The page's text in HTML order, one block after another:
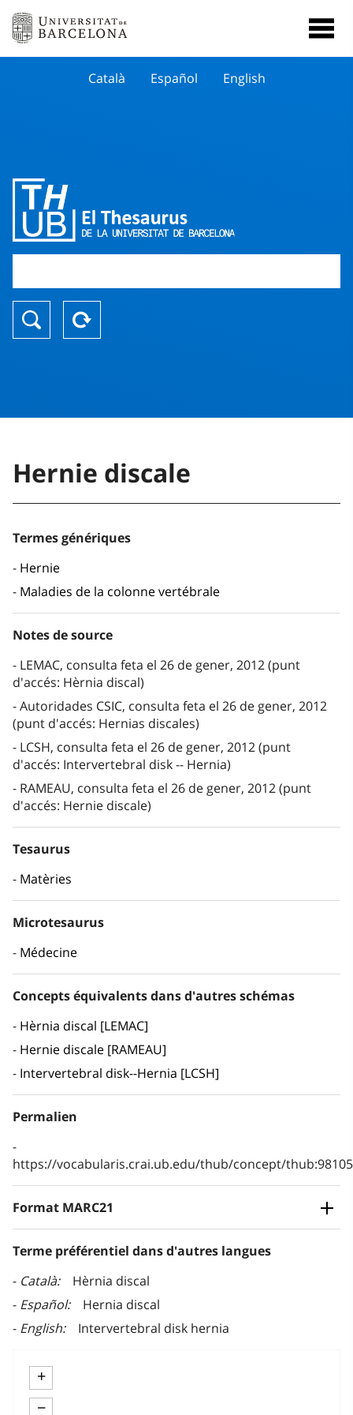
Català Español English
Hernie discale
Termes génériques
Hernie
Maladies de la colonne vertébrale
Notes de source
LEMAC, consulta feta el 26 de gener, 2012 (punt
d'accés: Hèrnia discal)
Autoridades CSIC, consulta feta el 26 de gener, 2012
(punt d'accés: Hernias discales)
LCSH, consulta feta el 26 de gener, 2012 (punt
d'accés: Intervertebral disk -- Hernia)
RAMEAU, consulta feta el 26 de gener, 2012 (punt
d'accés: Hernie discale)
Tesaurus
Matèries
Microtesaurus
Médecine
Concepts équivalents dans d'autres schémas
Hèrnia discal [LEMAC]
Hernie discale [RAMEAU]
Intervertebral disk--Hernia [LCSH]
Permalien
https://vocabularis.crai.ub.edu/thub/concept/
Format MARC21
Terme préférentiel dans d'autres langues
Català
Hèrnia discal
Español
Hernia discal
English
Intervertebral disk hernia
+
−